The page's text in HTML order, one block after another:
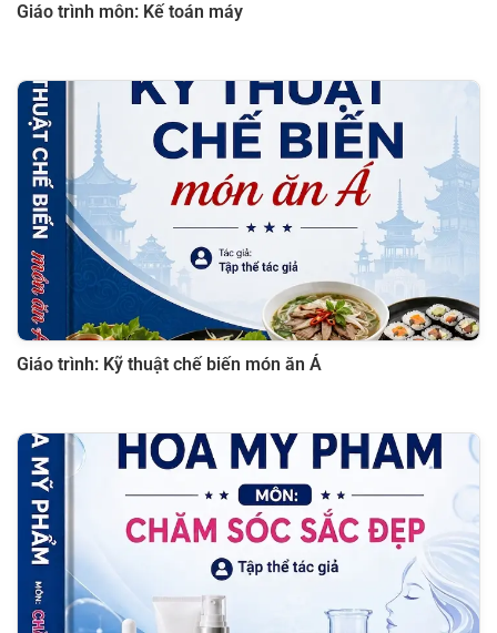
Giáo trình môn: Kế toán máy
Giáo trình: Kỹ thuật chế biến món ăn Á